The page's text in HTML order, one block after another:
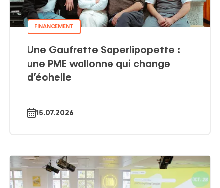
FINANCEMENT
Une Gaufrette Saperlipopette :
une PME wallonne qui change
d’échelle
15.07.2026